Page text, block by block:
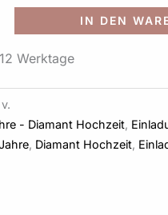
IN DEN
Werktage
- Diamant Hochzeit,
, Diamant Hochzeit,